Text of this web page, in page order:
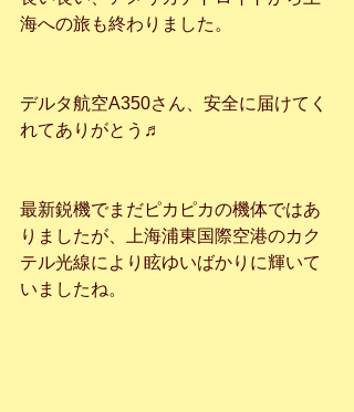
海への旅も終わりました。
デルタ航空A350さん、安全に届けてく
れてありがとう♬
最新鋭機でまだピカピカの機体ではあ
りましたが、上海浦東国際空港のカク
テル光線により眩ゆいばかりに輝いて
いましたね。